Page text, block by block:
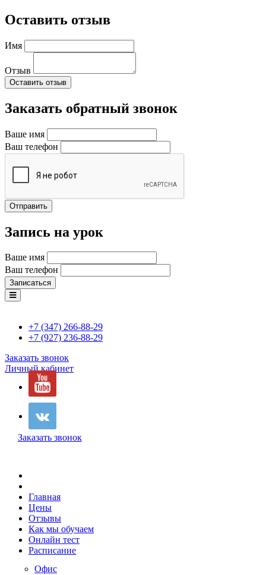
Оставить отзыв
Имя
Отзыв
Оставить отзыв
Заказать обратный звонок
Ваше имя
Ваш телефон
Отправить
Запись на урок
Ваше имя
Ваш телефон
Записаться
+7 (347) 266-88-29
+7 (927) 236-88-29
Заказать звонок
Личный кабинет
Заказать звонок
Главная
Цены
Отзывы
Как мы обучаем
Онлайн тест
Расписание
Офис